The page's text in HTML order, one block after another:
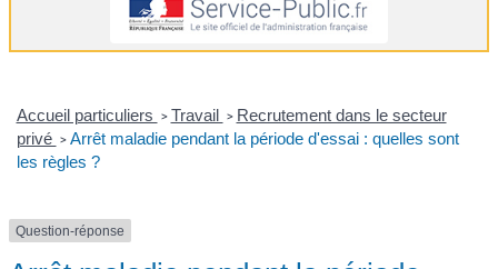
Accueil particuliers > Travail > Recrutement dans le secteur
privé > Arrêt maladie pendant la période d'essai : quelles sont
les règles ?
Question-réponse